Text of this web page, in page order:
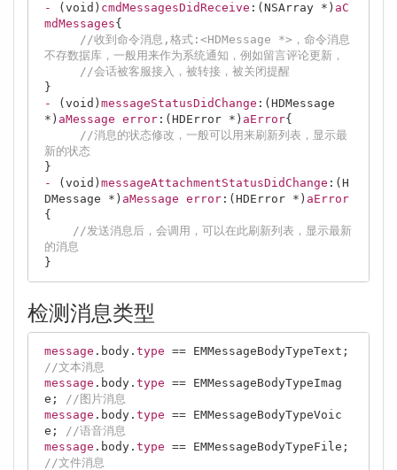
-
(void) cmdMessagesDidReceive :(NSArray *) aC
mdMessages{
//收到命令消息,格式:<HDMessage *>，命令消息
不存数据库，一般用来作为系统通知，例如留言评论更新，
//会话被客服接入，被转接，被关闭提醒
-
(void) messageStatusDidChange :(HDMessage
*) aMessage error :(HDError *) aError{
//消息的状态修改，一般可以用来刷新列表，显示最
新的状态
-
(void) messageAttachmentStatusDidChange :(H
DMessage *) aMessage error :(HDError *) aError
{
//发送消息后，会调用，可以在此刷新列表，显示最新
的消息
检测消息类型
message .body. type
//文本消息
message .body. type == EMMessageBodyTypeImag
e; //图片消息
message .body. type == EMMessageBodyTypeVoic
e; //语音消息
message .body. type
//文件消息